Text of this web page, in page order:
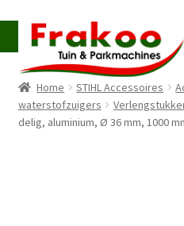
Ga
door
naar
navigatie
Ga
naar
de
inhoudHomepage
Verkoop en Reparatie
Home STIHL Accessoires
waterstofzuigers
delig, aluminium, Ø 36 mm, 1000